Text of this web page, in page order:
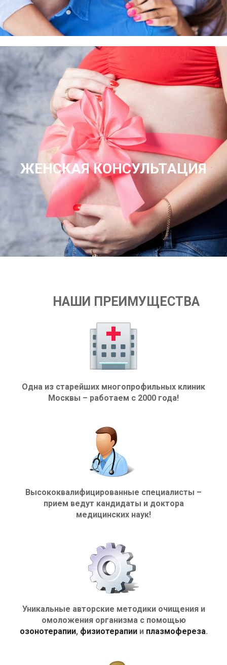
ЖЕНСКАЯ КОНСУЛЬТАЦИЯ
НАШИ ПРЕИМУЩЕСТВА
Одна из старейших многопрофильных клиник
Москвы – работаем с 2000 года!
Высококвалифицированные специалисты –
прием ведут кандидаты и доктора
медицинских наук!
Уникальные авторские методики очищения и
омоложения организма с помощью
озонотерапии, физиотерапиии плазмофереза.